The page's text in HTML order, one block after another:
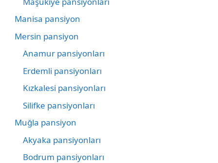
Manisa pansiyon
Mersin pansiyon
Anamur pansiyonları
Erdemli pansiyonları
Kızkalesi pansiyonları
Silifke pansiyonları
Muğla pansiyon
Akyaka pansiyonları
Bodrum pansiyonları